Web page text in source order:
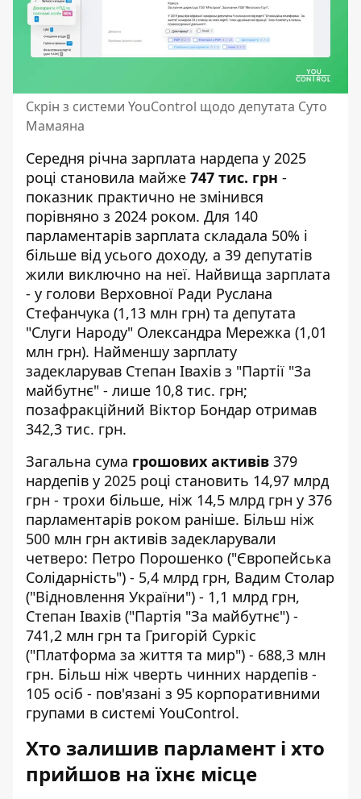
Скрін з системи YouControl щодо депутата Суто
Мамаяна
Середня річна зарплата нардепа у 2025
році становила майже 747 тис. грн -
показник практично не змінився
порівняно з 2024 роком. Для 140
парламентарів зарплата складала 50% і
більше від усього доходу, а 39 депутатів
жили виключно на неї. Найвища зарплата
- у голови Верховної Ради Руслана
Стефанчука (1,13 млн грн) та депутата
"Слуги Народу" Олександра Мережка (1,01
млн грн). Найменшу зарплату
задекларував Степан Івахів з "Партії "За
майбутнє" - лише 10,8 тис. грн;
позафракційний Віктор Бондар отримав
342,3 тис. грн.
Загальна сума грошових активів 379
нардепів у 2025 році становить 14,97 млрд
грн - трохи більше, ніж 14,5 млрд грн у 376
парламентарів роком раніше. Більш ніж
500 млн грн активів задекларували
четверо: Петро Порошенко ("Європейська
Солідарність") - 5,4 млрд грн, Вадим Столар
("Відновлення України") - 1,1 млрд грн,
Степан Івахів ("Партія "За майбутнє") -
741,2 млн грн та Григорій Суркіс
("Платформа за життя та мир") - 688,3 млн
грн. Більш ніж чверть чинних нардепів -
105 осіб - пов'язані з 95 корпоративними
групами в системі YouControl.
Хто залишив парламент і хто
прийшов на їхнє місце